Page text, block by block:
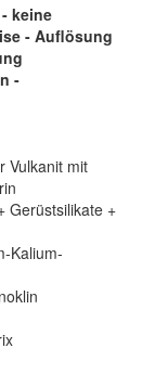
keine
- Auflösung
-
Vulkanit mit
Gerüstsilikate +
Kalium-